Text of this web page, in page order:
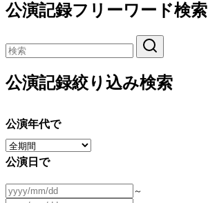
公演記録フリーワード検索
公演記録絞り込み検索
公演年代で
公演日で
～